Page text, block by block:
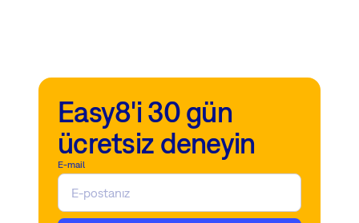
Easy8'i 30 gün
ücretsiz deneyin
E-mail